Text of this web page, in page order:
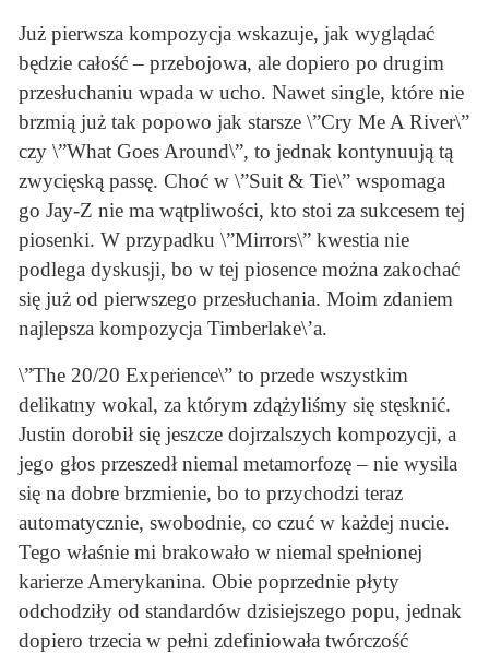
Już pierwsza kompozycja wskazuje, jak wyglądać
będzie całość – przebojowa, ale dopiero po drugim
przesłuchaniu wpada w ucho. Nawet single, które nie
brzmią już tak popowo jak starsze \”Cry Me A River\”
czy \”What Goes Around\”, to jednak kontynuują tą
zwycięską passę. Choć w \”Suit & Tie\” wspomaga
go Jay-Z nie ma wątpliwości, kto stoi za sukcesem tej
piosenki. W przypadku \”Mirrors\” kwestia nie
podlega dyskusji, bo w tej piosence można zakochać
się już od pierwszego przesłuchania. Moim zdaniem
najlepsza kompozycja Timberlake\’a.
\”The 20/20 Experience\” to przede wszystkim
delikatny wokal, za którym zdążyliśmy się stęsknić.
Justin dorobił się jeszcze dojrzalszych kompozycji, a
jego głos przeszedł niemal metamorfozę – nie wysila
się na dobre brzmienie, bo to przychodzi teraz
automatycznie, swobodnie, co czuć w każdej nucie.
Tego właśnie mi brakowało w niemal spełnionej
karierze Amerykanina. Obie poprzednie płyty
odchodziły od standardów dzisiejszego popu, jednak
dopiero trzecia w pełni zdefiniowała twórczość